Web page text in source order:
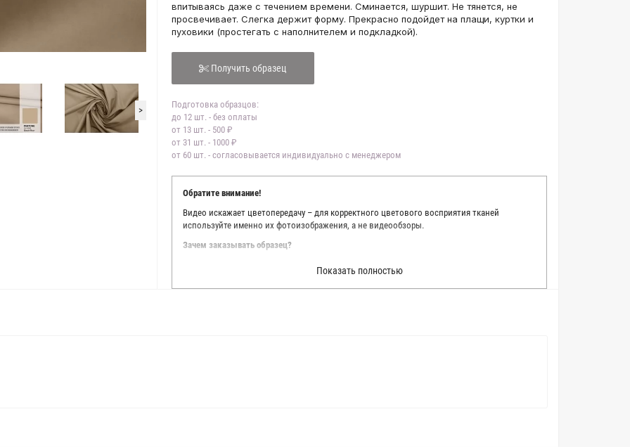
>
впитываясь даже с течением времени. Сминается, шуршит. Не тянется, не
просвечивает. Слегка держит форму. Прекрасно подойдет на плащи, куртки и
пуховики (простегать с наполнителем и подкладкой).
Получить образец
Подготовка образцов:
до 12 шт. - без оплаты
от 13 шт. - 500 ₽
от 31 шт. - 1000 ₽
от 60 шт. - согласовывается индивидуально с менеджером
Обратите внимание!
Видео искажает цветопередачу – для корректного цветового восприятия тканей
используйте именно их фотоизображения, а не видеообзоры.
Зачем заказывать образец?
Мы делаем все возможное, чтобы точно описать цвет каждой ткани из нашего каталога.
Мы осматриваем и фотографируем каждую ткань в естественном свете, стараемся
находить только правильные цветовые условия и описания. Но несмотря на наши
Показать полностью